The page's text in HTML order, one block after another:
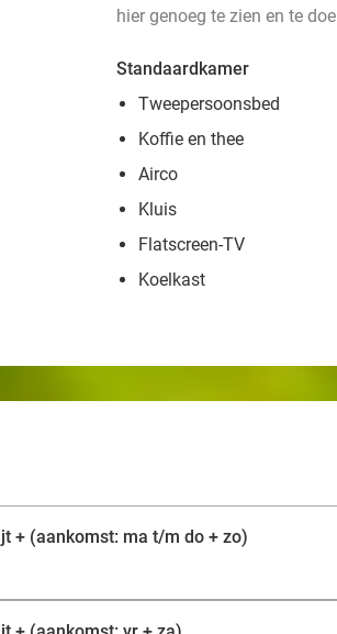
hier genoeg te zien en te
Standaardkamer
Tweepersoonsbed
Koffie en thee
Airco
Kluis
Flatscreen-TV
Koelkast
+ (aankomst: ma t/m do + zo)